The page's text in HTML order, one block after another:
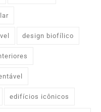
design biofílico
edifícios icônicos